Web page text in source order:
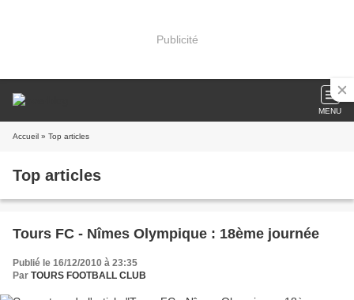
Publicité
MENU
Accueil » Top articles
Top articles
Tours FC - Nîmes Olympique : 18ème journée
Publié le 16/12/2010 à 23:35
Par TOURS FOOTBALL CLUB